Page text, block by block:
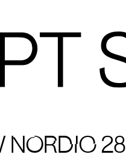
NORDIC 28